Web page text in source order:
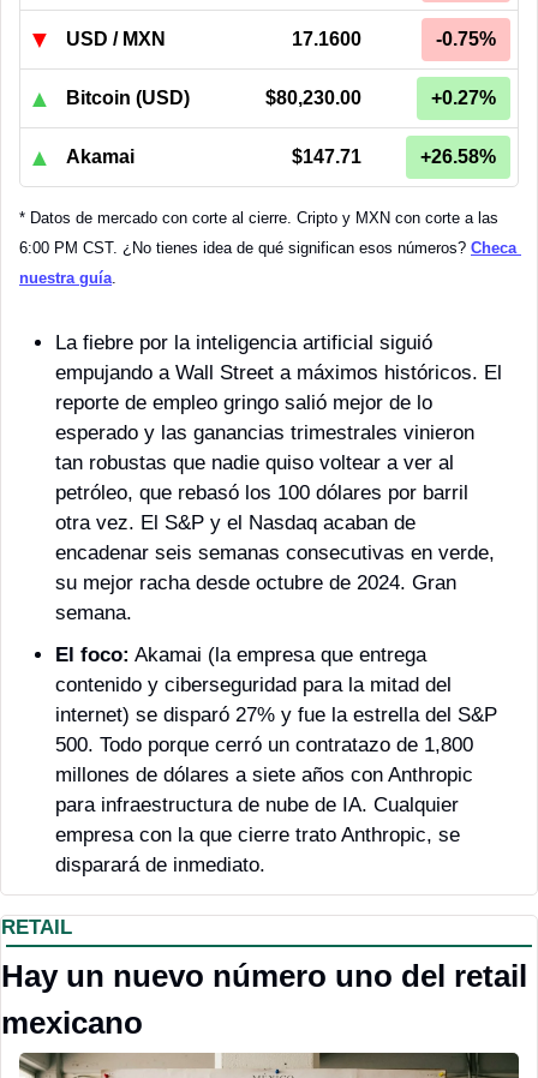
▼ USD / MXN 17.1600 -0.75%
▲ Bitcoin (USD) $80,230.00 +0.27%
▲ Akamai $147.71 +26.58%
* Datos de mercado con corte al cierre. Cripto y MXN con corte a las
6:00 PM CST. ¿No tienes idea de qué significan esos números? Checa
nuestra guía
La fiebre por la inteligencia artificial siguió
empujando a Wall Street a máximos históricos. El
reporte de empleo gringo salió mejor de lo
esperado y las ganancias trimestrales vinieron
tan robustas que nadie quiso voltear a ver al
petróleo, que rebasó los 100 dólares por barril
otra vez. El S&P y el Nasdaq acaban de
encadenar seis semanas consecutivas en verde,
su mejor racha desde octubre de 2024. Gran
semana.
El foco: Akamai (la empresa que entrega
contenido y ciberseguridad para la mitad del
internet) se disparó 27% y fue la estrella del S&P
500. Todo porque cerró un contratazo de 1,800
millones de dólares a siete años con Anthropic
para infraestructura de nube de IA. Cualquier
empresa con la que cierre trato Anthropic, se
disparará de inmediato.
RETAIL
Hay un nuevo número uno del retail
mexicano